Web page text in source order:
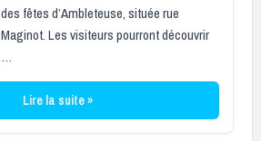
des fêtes d’Ambleteuse, située rue
Maginot. Les visiteurs pourront découvrir
…
Lire la suite »